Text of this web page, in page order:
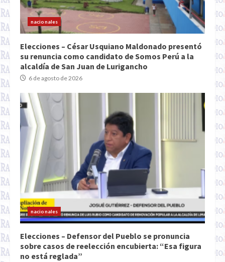
nacionales
Elecciones – César Usquiano Maldonado presentó
su renuncia como candidato de Somos Perú a la
alcaldía de San Juan de Lurigancho
6 de agosto de 2026
nacionales
Elecciones – Defensor del Pueblo se pronuncia
sobre casos de reelección encubierta: “Esa figura
no está reglada”